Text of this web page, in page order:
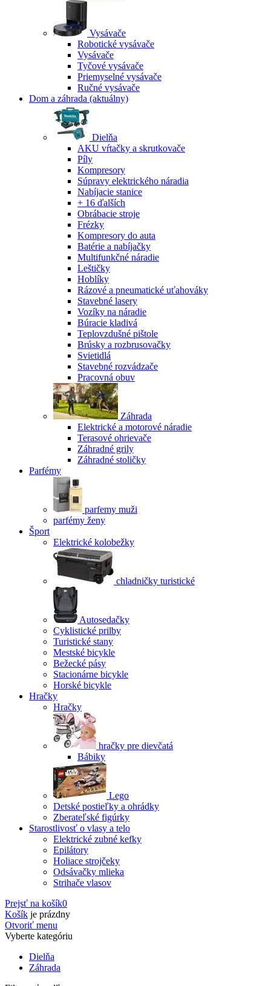
Vysávače
Robotické vysávače
Vysávače
Tyčové vysávače
Priemyselné vysávače
Ručné vysávače
Dom a záhrada (aktuálny)
Dielňa
AKU vŕtačky a skrutkovače
Píly
Kompresory
Súpravy elektrického náradia
Nabíjacie stanice
+ 16 ďalších
Obrábacie stroje
Frézky
Kompresory do auta
Batérie a nabíjačky
Multifunkčné náradie
Leštičky
Hoblíky
Rázové a pneumatické uťahováky
Stavebné lasery
Vozíky na náradie
Búracie kladivá
Teplovzdušné pištole
Brúsky a rozbrusovačky
Svietidlá
Stavebné rozvádzače
Pracovná obuv
Záhrada
Elektrické a motorové náradie
Terasové ohrievače
Záhradné grily
Záhradné stoličky
Parfémy
parfemy muži
parfémy ženy
Šport
Elektrické kolobežky
chladničky turistické
Autosedačky
Cyklistické prilby
Turistické stany
Mestské bicykle
Bežecké pásy
Stacionárne bicykle
Horské bicykle
Hračky
Hračky
hračky pre dievčatá
Bábiky
Lego
Detské postieľky a ohrádky
Zberateľské figúrky
Starostlivosť o vlasy a telo
Elektrické zubné kefky
Epilátory
Holiace strojčeky
Odsávačky mlieka
Strihače vlasov
Prejsť na košík0
Košík je prázdny
Otvoriť menu
Vyberte kategóriu
Dielňa
Záhrada